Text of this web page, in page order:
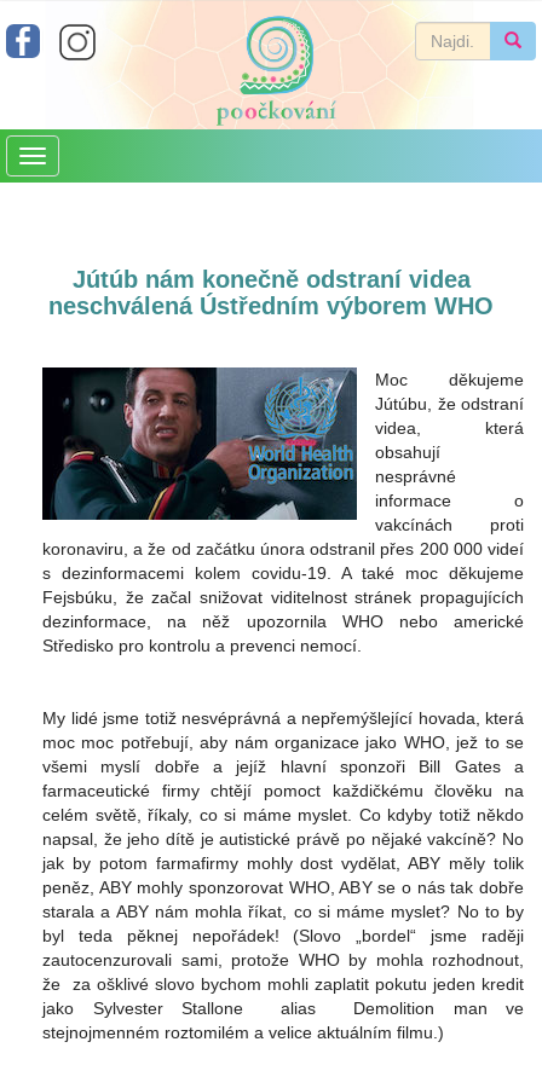
Toggle
navigation
Jútúb nám konečně odstraní videa
neschválená Ústředním výborem WHO
Moc děkujeme
Jútúbu, že odstraní
videa, která
obsahují
nesprávné
informace o
vakcínách proti
koronaviru, a že od začátku února odstranil přes 200 000 videí
s dezinformacemi kolem covidu-19. A také moc děkujeme
Fejsbúku, že začal snižovat viditelnost stránek propagujících
dezinformace, na něž upozornila WHO nebo americké
Středisko pro kontrolu a prevenci nemocí.
My lidé jsme totiž nesvéprávná a nepřemýšlející hovada, která
moc moc potřebují, aby nám organizace jako WHO, jež to se
všemi myslí dobře a jejíž hlavní sponzoři Bill Gates a
farmaceutické firmy chtějí pomoct každičkému člověku na
celém světě, říkaly, co si máme myslet. Co kdyby totiž někdo
napsal, že jeho dítě je autistické právě po nějaké vakcíně? No
jak by potom farmafirmy mohly dost vydělat, ABY měly tolik
peněz, ABY mohly sponzorovat WHO, ABY se o nás tak dobře
starala a ABY nám mohla říkat, co si máme myslet? No to by
byl teda pěknej nepořádek! (Slovo „bordel“ jsme raději
zautocenzurovali sami, protože WHO by mohla rozhodnout,
že za ošklivé slovo bychom mohli zaplatit pokutu jeden kredit
jako Sylvester Stallone alias Demolition man ve
stejnojmenném roztomilém a velice aktuálním filmu.)